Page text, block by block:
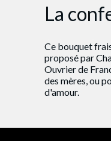
La
Ce bouquet
proposé par
Ouvrier de
des mères, ou
d'amour.